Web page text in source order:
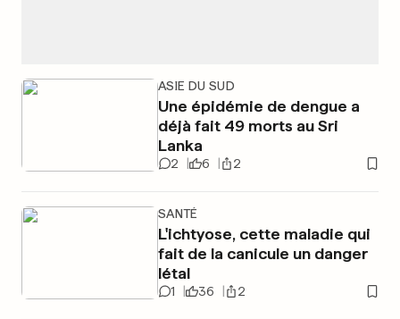
ASIE DU SUD
Une épidémie de dengue a
déjà fait 49 morts au Sri
Lanka
2 6 2
SANTÉ
L'ichtyose, cette maladie qui
fait de la canicule un danger
létal
1 36 2